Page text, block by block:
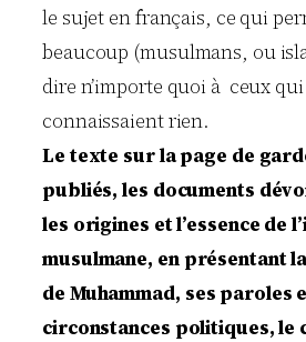
le sujet en français, ce qui
beaucoup (musulmans, ou
dire n’importe quoi à ceux qui
connaissaient rien.
Le texte sur la page de
publiés, les documents
les origines et l’essence de
musulmane, en présentant
de Muhammad, ses paroles
circonstances politiques, le